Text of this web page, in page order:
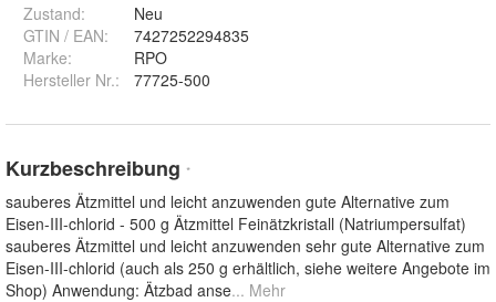
Zustand:
Neu
GTIN / EAN:
7427252294835
Marke:
RPO
Hersteller Nr.:
77725-500
Kurzbeschreibung *
sauberes Ätzmittel und leicht anzuwenden gute Alternative zum
Eisen-III-chlorid - 500 g Ätzmittel Feinätzkristall (Natriumpersulfat)
sauberes Ätzmittel und leicht anzuwenden sehr gute Alternative zum
Eisen-III-chlorid (auch als 250 g erhältlich, siehe weitere Angebote im
Shop) Anwendung: Ätzbad anse... Mehr